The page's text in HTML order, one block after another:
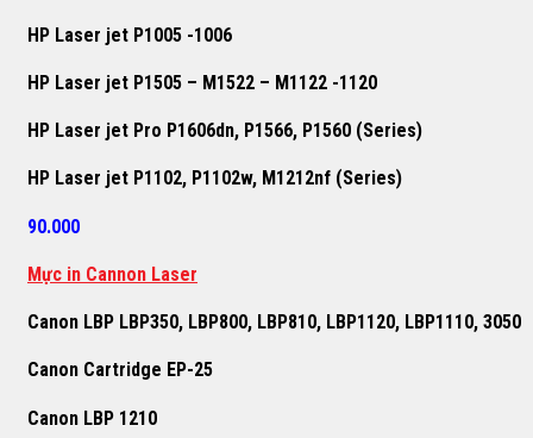
HP Laser jet P1005 -1006
HP Laser jet P1505 – M1522 – M1122 -1120
HP Laser jet Pro P1606dn, P1566, P1560 (Series)
HP Laser jet P1102, P1102w, M1212nf (Series)
90.000
Mực in Cannon Laser
Canon LBP LBP350, LBP800, LBP810, LBP1120, LBP1110, 3050
Canon Cartridge EP-25
Canon LBP 1210